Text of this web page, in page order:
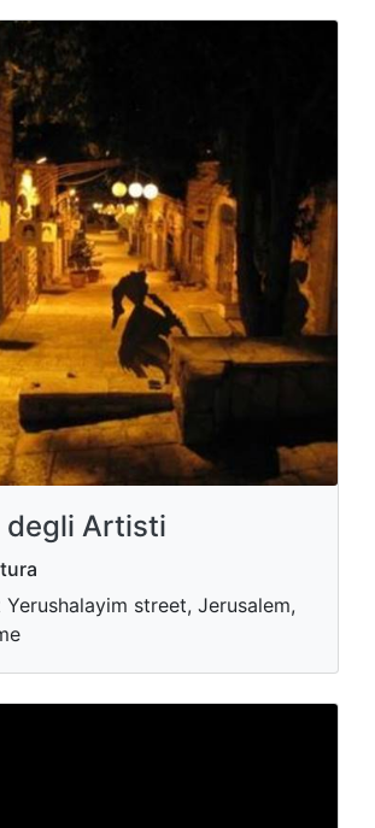
degli Artisti
street, Jerusalem,